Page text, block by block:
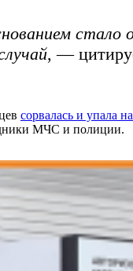
стало
, —
сорвалась и упала
МЧС и полиции.